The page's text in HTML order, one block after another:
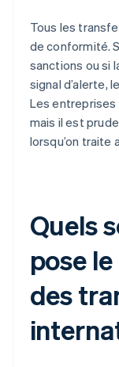
Tous les
de conformité.
sanctions ou si
signal d’alerte,
Les
mais il est
lorsqu’on traite
Quels
pose
des